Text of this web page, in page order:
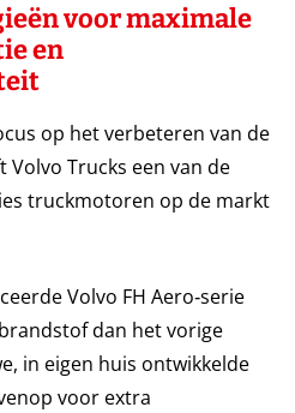
voor maximale
en
op het verbeteren van de
Trucks een van de
truckmotoren op de markt
Volvo FH Aero‑serie
dan het vorige
in eigen huis ontwikkelde
voor extra